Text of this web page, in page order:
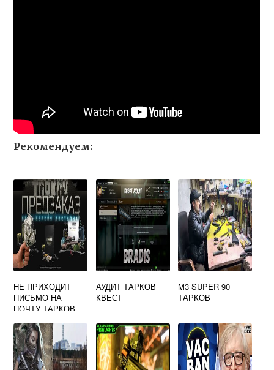
Рекомендуем:
НЕ ПРИХОДИТ
ПИСЬМО НА
ПОЧТУ ТАРКОВ
АУДИТ ТАРКОВ
КВЕСТ
M3 SUPER 90
ТАРКОВ